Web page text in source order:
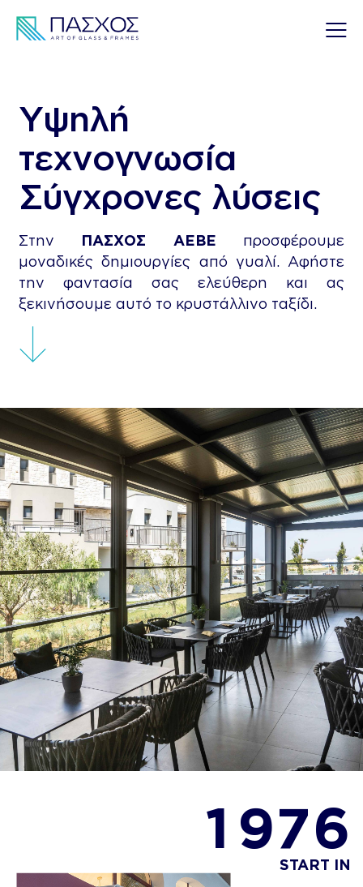
Υψηλή
τεχνογνωσία
Σύγχρονες λύσεις
Στην ΠΑΣΧΟΣ ΑΕΒΕ προσφέρουμε
μοναδικές δημιουργίες από γυαλί. Αφήστε
την φαντασία σας ελεύθερη και ας
ξεκινήσουμε αυτό το κρυστάλλινο ταξίδι.
1 976
START IN